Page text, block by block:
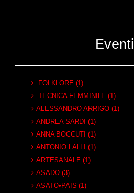
Eventi
FOLKLORE (1)
TECNICA FEMMINILE (1)
ALESSANDRO ARRIGO (1)
ANDREA SARDI (1)
ANNA BOCCUTI (1)
ANTONIO LALLI (1)
ARTESANALE (1)
ASADO (3)
ASATO•PAIS (1)